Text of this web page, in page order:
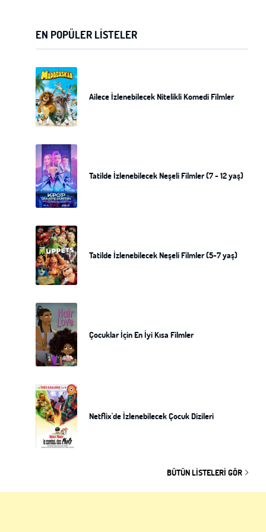
EN POPÜLER LISTELER
Ailece İzlenebilecek Nitelikli Komedi Filmler
Tatilde İzlenebilecek Neşeli Filmler (7 - 12 yaş)
Tatilde İzlenebilecek Neşeli Filmler (5-7 yaş)
Çocuklar İçin En İyi Kısa Filmler
Netflix'de İzlenebilecek Çocuk Dizileri
BÜTÜN LISTELERI GÖR